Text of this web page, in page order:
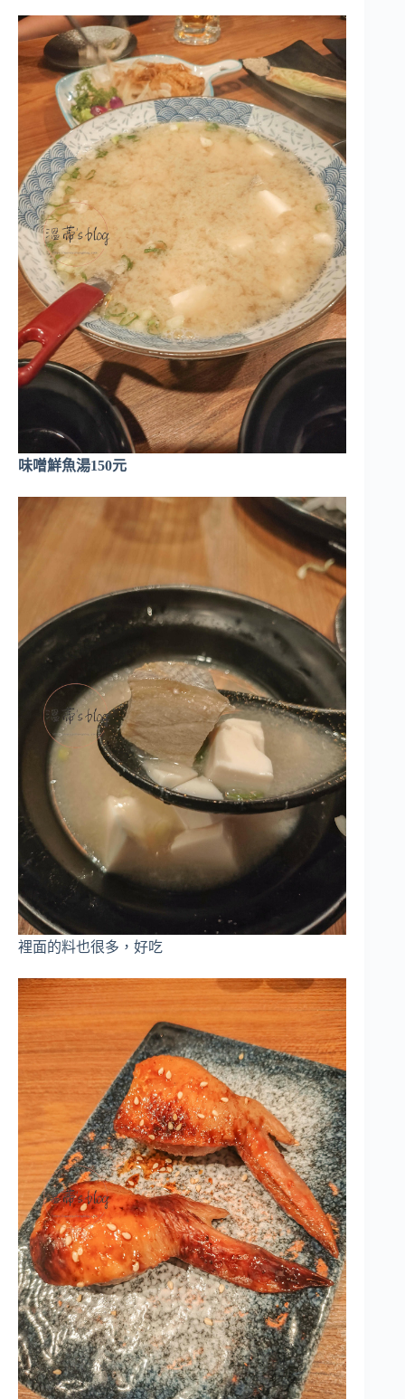
味噌鮮魚湯150元
裡面的料也很多，好吃